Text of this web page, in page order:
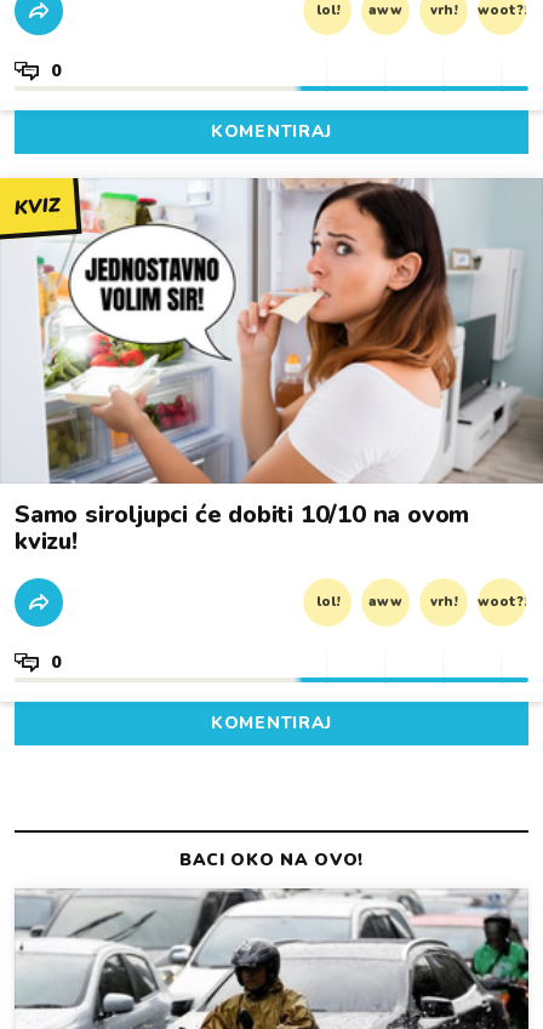
lol! aww vrh! woot?!
0
KOMENTIRAJ
KVIZ
Samo siroljupci će dobiti 10/10 na ovom
kvizu!
lol! aww vrh! woot?!
0
KOMENTIRAJ